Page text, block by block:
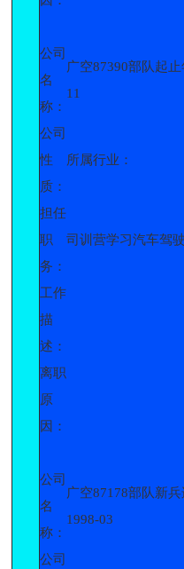
公司
名
称：
广空87390部队起
11
公司
性
质：
所属行业：
担任
职
务：
司训营学习汽车驾驶
工作
描
述：
离职
原
因：
公司
名
称：
广空87178部队新
1998-03
公司